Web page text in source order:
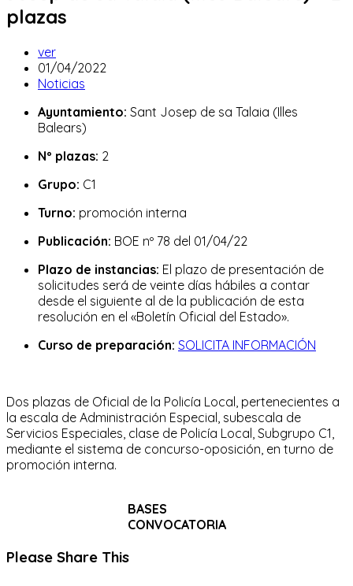
plazas
Autor
de
la
ver
Publicación
de
entrada:
01/04/2022
Categoría
la
entrada:
Noticias
Ayuntamiento: Sant Josep de sa Talaia (Illes
Balears)
Nº plazas: 2
Grupo: C1
Turno: promoción interna
Publicación: BOE nº 78 del 01/04/22
Plazo de instancias: El plazo de presentación de
solicitudes será de veinte días hábiles a contar
desde el siguiente al de la publicación de esta
resolución en el «Boletín Oficial del Estado».
Curso de preparación: SOLICITA INFORMACIÓN
Dos plazas de Oficial de la Policía Local, pertenecientes a
la escala de Administración Especial, subescala de
Servicios Especiales, clase de Policía Local, Subgrupo C1,
mediante el sistema de concurso-oposición, en turno de
promoción interna.
BASES
CONVOCATORIA
Please Share ThisCompartir